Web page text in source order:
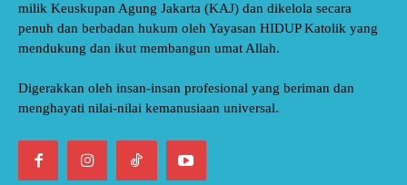
milik Keuskupan Agung Jakarta (KAJ) dan dikelola secara
penuh dan berbadan hukum oleh Yayasan HIDUP Katolik yang
mendukung dan ikut membangun umat Allah.
Digerakkan oleh insan-insan profesional yang beriman dan
menghayati nilai-nilai kemanusiaan universal.